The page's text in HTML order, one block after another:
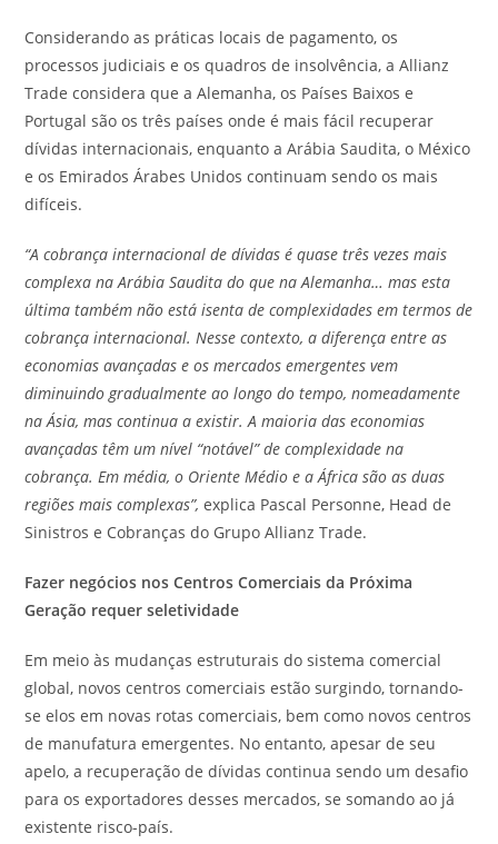
Considerando as práticas locais de pagamento, os
processos judiciais e os quadros de insolvência, a Allianz
Trade considera que a Alemanha, os Países Baixos e
Portugal são os três países onde é mais fácil recuperar
dívidas internacionais, enquanto a Arábia Saudita, o México
e os Emirados Árabes Unidos continuam sendo os mais
difíceis.
“A cobrança internacional de dívidas é quase três vezes mais
complexa na Arábia Saudita do que na Alemanha… mas esta
última também não está isenta de complexidades em termos de
cobrança internacional. Nesse contexto, a diferença entre as
economias avançadas e os mercados emergentes vem
diminuindo gradualmente ao longo do tempo, nomeadamente
na Ásia, mas continua a existir. A maioria das economias
avançadas têm um nível “notável” de complexidade na
cobrança. Em média, o Oriente Médio e a África são as duas
regiões mais complexas”,explica Pascal Personne, Head de
Sinistros e Cobranças do Grupo Allianz Trade.
Fazer negócios nos Centros Comerciais da Próxima
Geração requer seletividade
Em meio às mudanças estruturais do sistema comercial
global, novos centros comerciais estão surgindo, tornando-
se elos em novas rotas comerciais, bem como novos centros
de manufatura emergentes. No entanto, apesar de seu
apelo, a recuperação de dívidas continua sendo um desafio
para os exportadores desses mercados, se somando ao já
existente risco-país.